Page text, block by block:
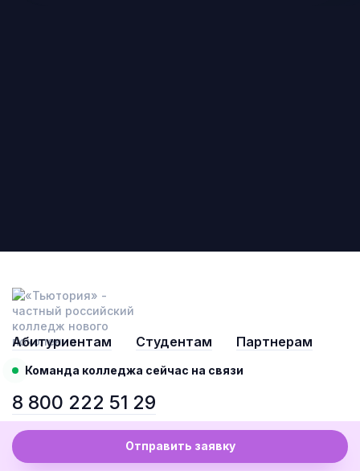
Отправить заявку
Абитуриентам Студентам Партнерам
Команда колледжа сейчас на связи
8 800 222 51 29
© 2020-2026 © «Тьютория», все права защищены.